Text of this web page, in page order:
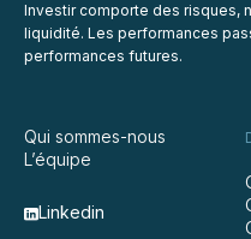
Investir comporte des risques,
liquidité. Les performances
performances futures.
Qui sommes-nous
L’équipe
Linkedin